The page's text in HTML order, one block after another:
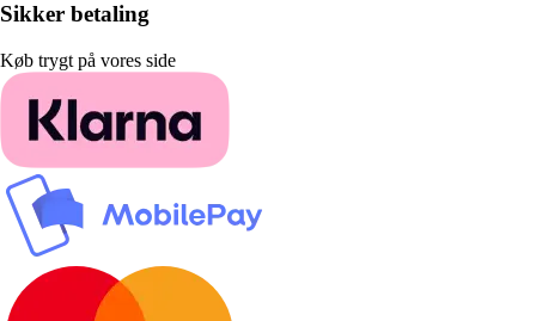
Sikker betaling
Køb trygt på vores side